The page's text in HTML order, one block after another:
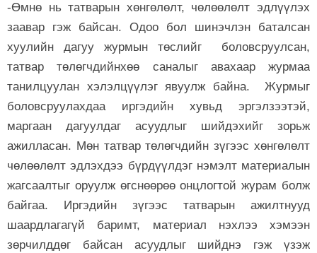
-Өмнө нь татварын хөнгөлөлт, чөлөөлөлт эдлүүлэх
заавар гэж байсан. Одоо бол шинэчлэн баталсан
хуулийн дагуу журмын төслийг боловсруулсан,
татвар төлөгчдийнхөө саналыг авахаар журмаа
танилцуулан хэлэлцүүлэг явуулж байна. Журмыг
боловсруулахдаа иргэдийн хувьд эргэлзээтэй,
маргаан дагуулдаг асуудлыг шийдэхийг зорьж
ажилласан. Мөн татвар төлөгчдийн зүгээс хөнгөлөлт
чөлөөлөлт эдлэхдээ бүрдүүлдэг нэмэлт материалын
жагсаалтыг оруулж өгснөөрөө онцлогтой журам болж
байгаа. Иргэдийн зүгээс татварын ажилтнууд
шаардлагагүй баримт, материал нэхлээ хэмээн
зөрчилддөг байсан асуудлыг шийднэ гэж үзэж